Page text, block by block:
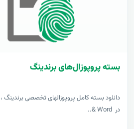
بسته پروپوزال‌های برندینگ
دانلود بسته کامل پروپوزالهای تخصصی برندینگ
در Word &..